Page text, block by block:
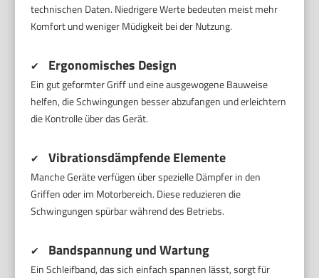
technischen Daten. Niedrigere Werte bedeuten meist mehr
Komfort und weniger Müdigkeit bei der Nutzung.
✔ Ergonomisches Design
Ein gut geformter Griff und eine ausgewogene Bauweise
helfen, die Schwingungen besser abzufangen und erleichtern
die Kontrolle über das Gerät.
✔ Vibrationsdämpfende Elemente
Manche Geräte verfügen über spezielle Dämpfer in den
Griffen oder im Motorbereich. Diese reduzieren die
Schwingungen spürbar während des Betriebs.
✔ Bandspannung und Wartung
Ein Schleifband, das sich einfach spannen lässt, sorgt für